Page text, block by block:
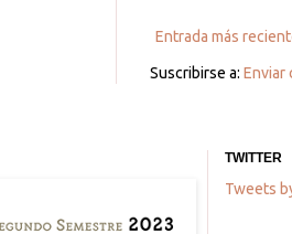
Entrada más
Suscribirse a: Enviar
TWITTER
Tweets